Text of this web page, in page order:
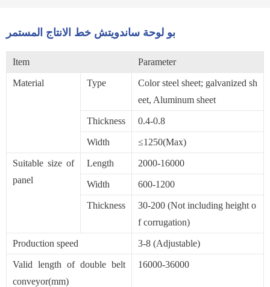
بو لوحة ساندويتش خط الانتاج المستمر
Item Parameter
Material Type
Color steel sheet; galvanized sh
eet, Aluminum sheet
Thickness 0.4-0.8
Width ≤1250(Max)
Suitable size of
panel
Length 2000-16000
Width 600-1200
Thickness
30-200 (Not including height o
f corrugation)
Production speed 3-8 (Adjustable)
Valid length of double belt
conveyor(mm)
16000-36000